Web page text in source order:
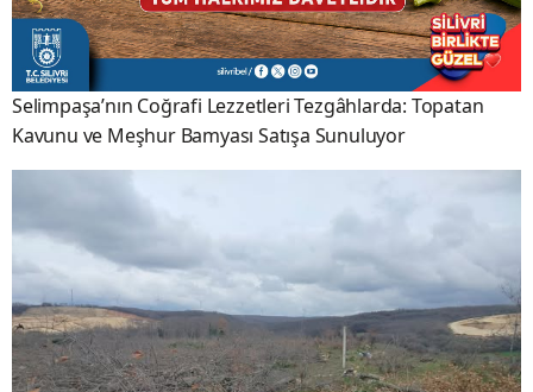
Selimpaşa’nın Coğrafi Lezzetleri Tezgâhlarda: Topatan
Kavunu ve Meşhur Bamyası Satışa Sunuluyor